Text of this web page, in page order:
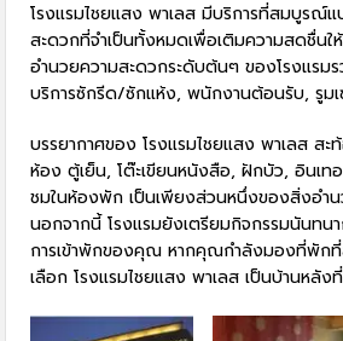
โรงแรมไชยแสง พาเลส มีบริการที่สมบูรณ์
สะดวกที่จำเป็นทั้งหมดเพื่อเติมความสดชื่น
อำนวยความสะดวกระดับต้นๆ ของโรงแรม
บริการซักรีด/ซักแห้ง, พนักงานต้อนรับ, รูม
บรรยากาศของ โรงแรมไชยแสง พาเลส ส
ห้อง ตู้เย็น, โต๊ะเขียนหนังสือ, ฝักบัว, อินเท
ชมในห้องพัก เป็นเพียงส่วนหนึ่งของสิ่งอำ
นอกจากนี้ โรงแรมยังเตรียมกิจกรรมนันทน
การเข้าพักของคุณ หากคุณกำลังมองที่พัก
เลือก โรงแรมไชยแสง พาเลส เป็นบ้านหลั